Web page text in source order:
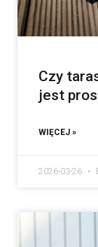
Czy
jest
WIĘCEJ »
2026-03-26